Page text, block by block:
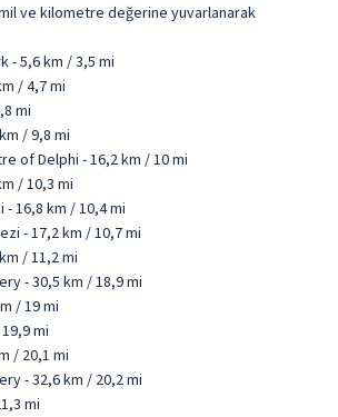
mil ve kilometre değerine yuvarlanarak
- 5,6 km / 3,5 mi
/ 4,7 mi
mi
/ 9,8 mi
of Delphi - 16,2 km / 10 mi
/ 10,3 mi
16,8 km / 10,4 mi
- 17,2 km / 10,7 mi
/ 11,2 mi
- 30,5 km / 18,9 mi
/ 19 mi
mi
/ 20,1 mi
- 32,6 km / 20,2 mi
mi